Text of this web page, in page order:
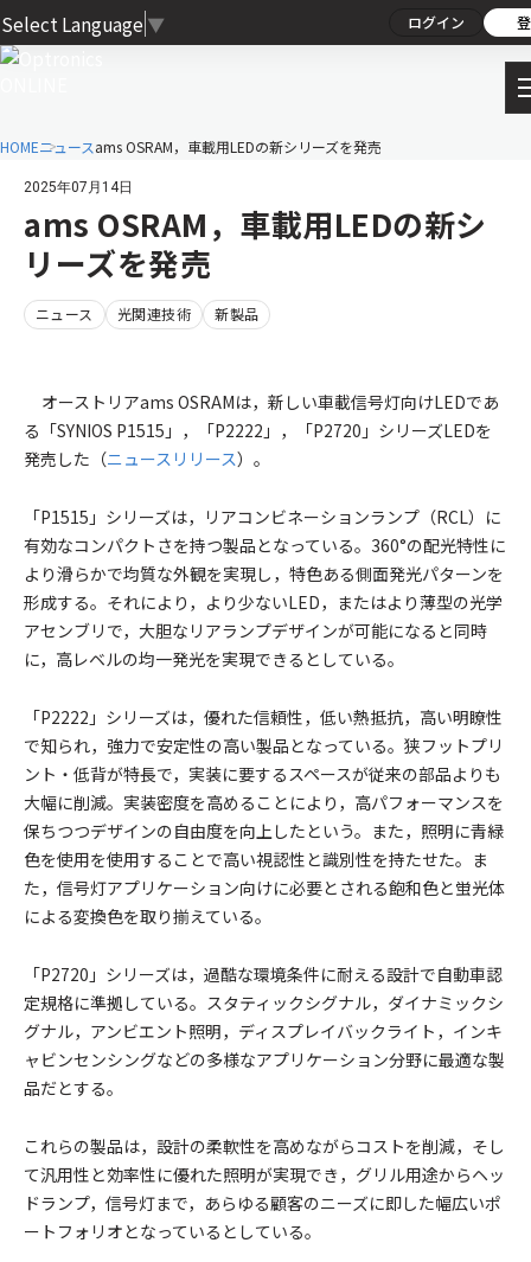
Select Language ▼ ログイン
HOMEニュースams OSRAM，車載用LEDの新シリーズを発売
2025年07月14日
ams OSRAM，車載用LEDの新シ
リーズを発売
ニュース 光関連技術 新製品
オーストリアams OSRAMは，新しい車載信号灯向けLEDであ
る「SYNIOS P1515」，「P2222」，「P2720」シリーズLEDを
発売した（ニュースリリース）。
「P1515」シリーズは，リアコンビネーションランプ（RCL）に
有効なコンパクトさを持つ製品となっている。360°の配光特性に
より滑らかで均質な外観を実現し，特色ある側面発光パターンを
形成する。それにより，より少ないLED，またはより薄型の光学
アセンブリで，大胆なリアランプデザインが可能になると同時
に，高レベルの均一発光を実現できるとしている。
「P2222」シリーズは，優れた信頼性，低い熱抵抗，高い明瞭性
で知られ，強力で安定性の高い製品となっている。狭フットプリ
ント・低背が特長で，実装に要するスペースが従来の部品よりも
大幅に削減。実装密度を高めることにより，高パフォーマンスを
保ちつつデザインの自由度を向上したという。また，照明に青緑
色を使用を使用することで高い視認性と識別性を持たせた。ま
た，信号灯アプリケーション向けに必要とされる飽和色と蛍光体
による変換色を取り揃えている。
「P2720」シリーズは，過酷な環境条件に耐える設計で自動車認
定規格に準拠している。スタティックシグナル，ダイナミックシ
グナル，アンビエント照明，ディスプレイバックライト，インキ
ャビンセンシングなどの多様なアプリケーション分野に最適な製
品だとする。
これらの製品は，設計の柔軟性を高めながらコストを削減，そし
て汎用性と効率性に優れた照明が実現でき，グリル用途からヘッ
ドランプ，信号灯まで，あらゆる顧客のニーズに即した幅広いポ
ートフォリオとなっているとしている。